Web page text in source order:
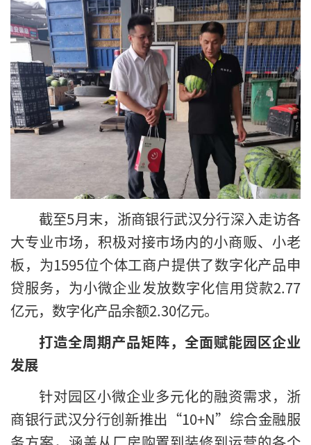
截至5月末，浙商银行武汉分行深入走访各
大专业市场，积极对接市场内的小商贩、小老
板，为1595位个体工商户提供了数字化产品申
贷服务，为小微企业发放数字化信用贷款2.77
亿元，数字化产品余额2.30亿元。
打造全周期产品矩阵，全面赋能园区企业
发展
针对园区小微企业多元化的融资需求，浙
商银行武汉分行创新推出“10+N”综合金融服